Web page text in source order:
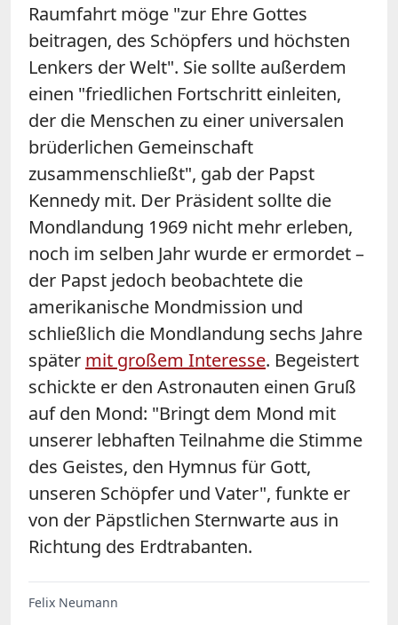
Raumfahrt möge "zur Ehre Gottes
beitragen, des Schöpfers und höchsten
Lenkers der Welt". Sie sollte außerdem
einen "friedlichen Fortschritt einleiten,
der die Menschen zu einer universalen
brüderlichen Gemeinschaft
zusammenschließt", gab der Papst
Kennedy mit. Der Präsident sollte die
Mondlandung 1969 nicht mehr erleben,
noch im selben Jahr wurde er ermordet –
der Papst jedoch beobachtete die
amerikanische Mondmission und
schließlich die Mondlandung sechs Jahre
später mit großem Interesse. Begeistert
schickte er den Astronauten einen Gruß
auf den Mond: "Bringt dem Mond mit
unserer lebhaften Teilnahme die Stimme
des Geistes, den Hymnus für Gott,
unseren Schöpfer und Vater", funkte er
von der Päpstlichen Sternwarte aus in
Richtung des Erdtrabanten.
Felix Neumann